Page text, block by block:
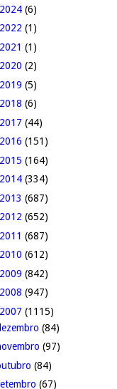
2024 (6)
2022 (1)
2021 (1)
2020 (2)
2019 (5)
2018 (6)
2017 (44)
2016 (151)
2015 (164)
2014 (334)
2013 (687)
2012 (652)
2011 (687)
2010 (612)
2009 (842)
2008 (947)
2007 (1115)
(84)
(97)
(84)
(67)